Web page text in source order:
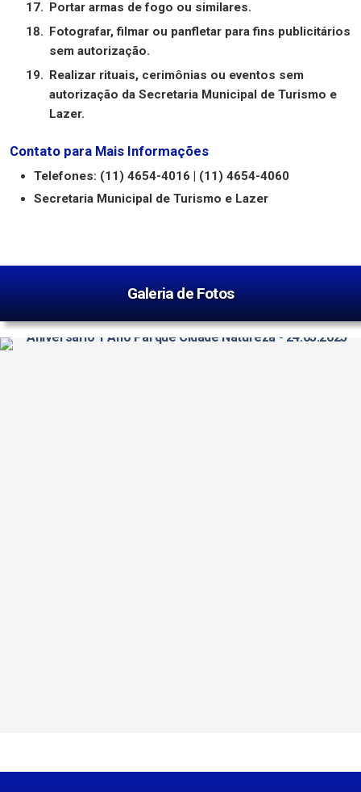
Portar armas de fogo ou similares.
Fotografar, filmar ou panfletar para fins publicitários
sem autorização.
Realizar rituais, cerimônias ou eventos sem
autorização da Secretaria Municipal de Turismo e
Lazer.
Contato para Mais Informações
Telefones: (11) 4654-4016 | (11) 4654-4060
Secretaria Municipal de Turismo e Lazer
Galeria de Fotos